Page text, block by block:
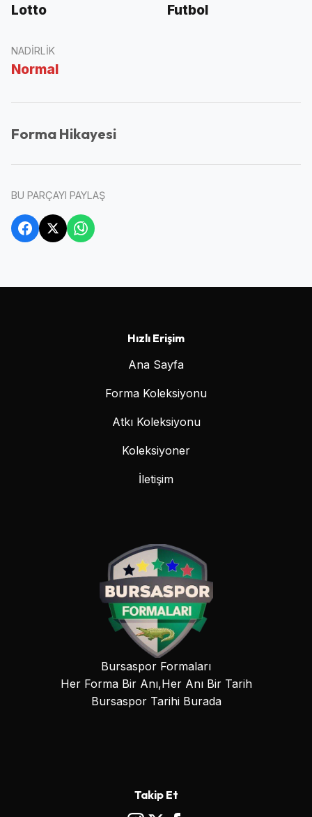
Lotto Futbol
NADIRLIK
Normal
Forma Hikayesi
BU PARÇAYI PAYLAŞ
Hızlı Erişim
Ana Sayfa
Forma Koleksiyonu
Atkı Koleksiyonu
Koleksiyoner
İletişim
Bursaspor Formaları
Her Forma Bir Anı,Her Anı Bir Tarih
Bursaspor Tarihi Burada
Takip Et